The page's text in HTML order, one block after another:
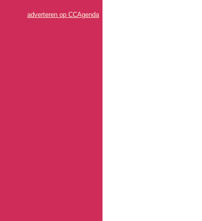
adverteren op CCAgenda